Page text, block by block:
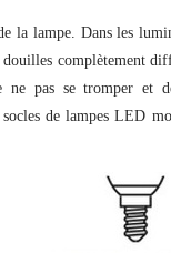
la lampe. Dans les
complètement
pas se tromper et
de lampes LED